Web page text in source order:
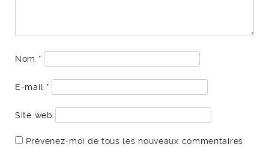
Nom *
E-mail *
Site web
Prévenez-moi de tous les nouveaux commentaires